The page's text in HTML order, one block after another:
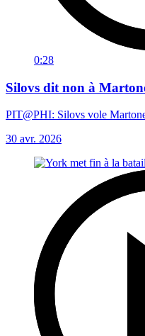
0:28
Silovs dit non à
PIT@PHI: Silovs vole
30 avr. 2026